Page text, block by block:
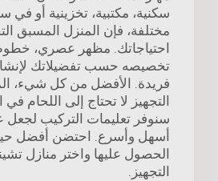
سكنية، مكتبية، تخزينية أو في
مختلفة، فإن المنزل المسبق
احتياجاتك. مظهر عصري،
تخصيصه حسب تفضيلاتك
فريدة. الأفضل من كل شيء،
التجهيز لا تحتاج إلى اللحام في
سنوفر تعليمات التركيب لجعل
أسهل وأسرع. احتضن أفضل
الحصول عليها واختر منازل
التجهيز.